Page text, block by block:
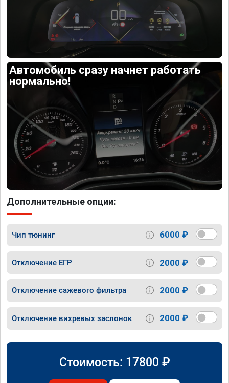
Автомобиль сразу начнет работать
нормально!
Дополнительные опции:
Чип тюнинг 6000 ₽
Отключение ЕГР 2000 ₽
Отключение сажевого фильтра 2000 ₽
Отключение вихревых заслонок 2000 ₽
Стоимость: 17800 ₽